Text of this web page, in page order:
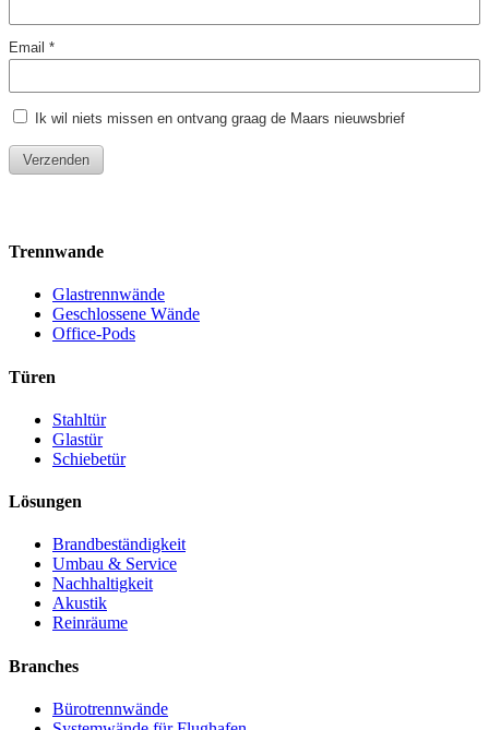
Trennwande
Glastrennwände
Geschlossene Wände
Office-Pods
Türen
Stahltür
Glastür
Schiebetür
Lösungen
Brandbeständigkeit
Umbau & Service
Nachhaltigkeit
Akustik
Reinräume
Branches
Bürotrennwände